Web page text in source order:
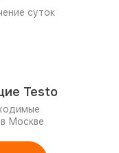
суток
Testo
Москве